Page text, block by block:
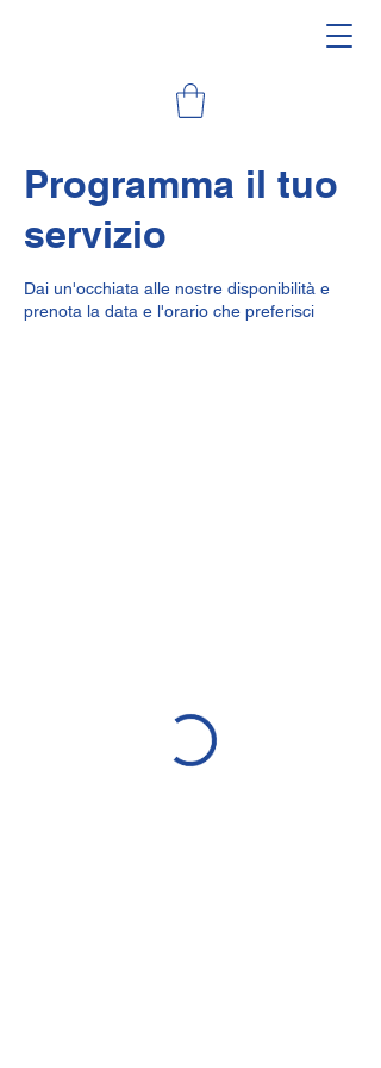
Programma il tuo
servizio
Dai un'occhiata alle nostre disponibilità e
prenota la data e l'orario che preferisci